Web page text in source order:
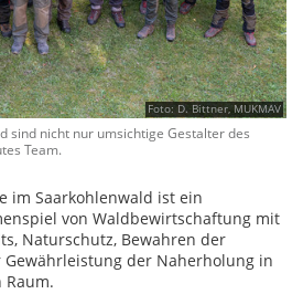
Foto: D. Bittner, MUKMAV
sind nicht nur umsichtige Gestalter des
Team.
im Saarkohlenwald ist ein
von Waldbewirtschaftung mit
Naturschutz, Bewahren der
der Naherholung in